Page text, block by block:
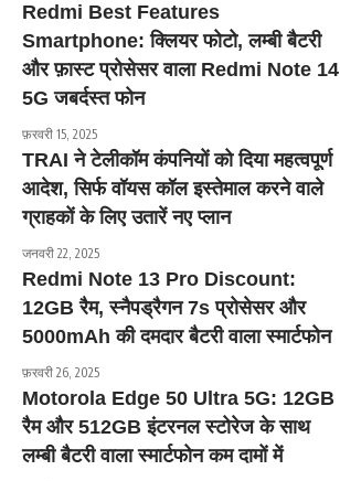
Redmi Best Features
Smartphone: क्लियर फोटो, लम्बी बैटरी
और फ़ास्ट प्रोसेसर वाला Redmi Note 14
5G जबर्दस्त फोन
फ़रवरी 15, 2025
TRAI ने टेलीकॉम कंपनियों को दिया महत्वपूर्ण
आदेश, सिर्फ वॉयस कॉल इस्तेमाल करने वाले
ग्राहकों के लिए उतारें नए प्लान
जनवरी 22, 2025
Redmi Note 13 Pro Discount:
12GB रैम, स्नैपड्रैगन 7s प्रोसेसर और
5000mAh की दमदार बैटरी वाला स्मार्टफोन
फ़रवरी 26, 2025
Motorola Edge 50 Ultra 5G: 12GB
रैम और 512GB इंटरनल स्टोरेज के साथ
लम्बी बैटरी वाला स्मार्टफोन कम दामों में